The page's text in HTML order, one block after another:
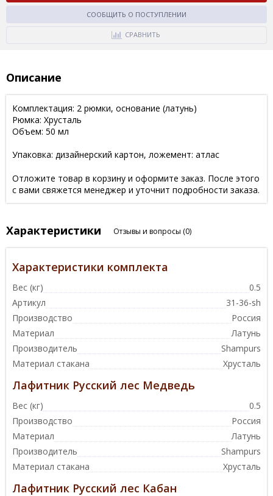
СООБЩИТЬ О ПОСТУПЛЕНИИ
СРАВНИТЬ
Описание
Комплектация: 2 рюмки, основание (латунь)
Рюмка: Хрусталь
Объем: 50 мл
Упаковка: дизайнерский картон, ложемент: атлас
Отложите товар в корзину и оформите заказ. После этого
с вами свяжется менеджер и уточнит подробности заказа.
Характеристики Отзывы и вопросы (0)
Характеристики комплекта
Вес (кг)
0.5
Артикул
31-36-sh
Производство
Россия
Материал
Латунь
Производитель
Shampurs
Материал стакана
Хрусталь
Лафитник Русский лес Медведь
Вес (кг)
0.5
Производство
Россия
Материал
Латунь
Производитель
Shampurs
Материал стакана
Хрусталь
Лафитник Русский лес Кабан